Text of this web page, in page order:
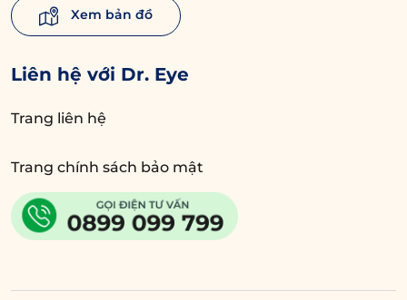
Xem bản đồ
Liên hệ với Dr. Eye
Trang liên hệ
Trang chính sách bảo mật